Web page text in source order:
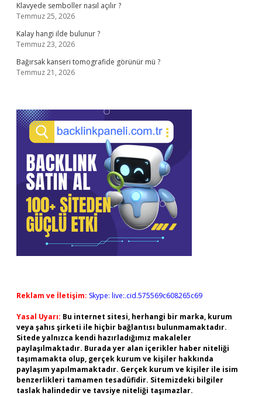
Klavyede semboller nasıl açılır ?
Temmuz 25, 2026
Kalay hangi ilde bulunur ?
Temmuz 23, 2026
Bağırsak kanseri tomografide görünür mü ?
Temmuz 21, 2026
Reklam ve İletişim: Skype: live:.cid.575569c608265c69
Yasal Uyarı: Bu internet sitesi, herhangi bir marka, kurum
veya şahıs şirketi ile hiçbir bağlantısı bulunmamaktadır.
Sitede yalnızca kendi hazırladığımız makaleler
paylaşılmaktadır. Burada yer alan içerikler haber niteliği
taşımamakta olup, gerçek kurum ve kişiler hakkında
paylaşım yapılmamaktadır. Gerçek kurum ve kişiler ile isim
benzerlikleri tamamen tesadüfidir. Sitemizdeki bilgiler
taslak halindedir ve tavsiye niteliği taşımazlar.